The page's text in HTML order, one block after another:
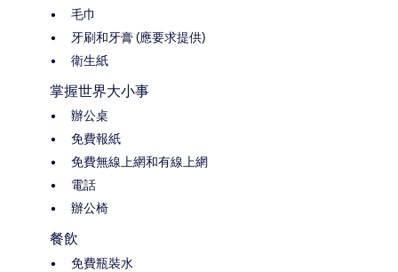
毛巾
牙刷和牙膏 (應要求提供)
衛生紙
掌握世界大小事
辦公桌
免費報紙
免費無線上網和有線上網
電話
辦公椅
餐飲
免費瓶裝水